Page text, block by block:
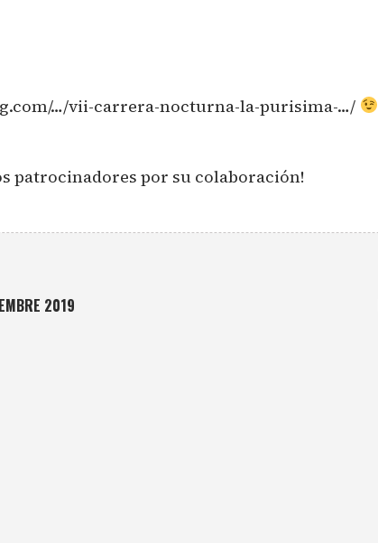
…/vii-carrera-nocturna-la-purisima-…/
patrocinadores por su colaboración!
2019